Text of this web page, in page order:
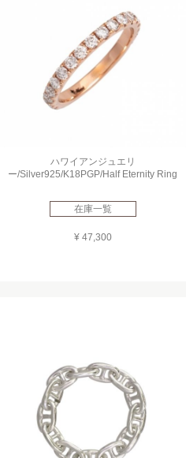
ハワイアンジュエリ
ー/Silver925/K18PGP/Half Eternity Ring
在庫一覧
¥ 47,300